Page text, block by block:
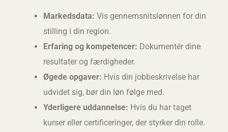
Markedsdata: Vis gennemsnitslønnen for din
stilling i din region.
Erfaring og kompetencer: Dokumentér dine
resultater og færdigheder.
Øgede opgaver: Hvis din jobbeskrivelse har
udvidet sig, bør din løn følge med.
Yderligere uddannelse: Hvis du har taget
kurser eller certificeringer, der styrker din rolle.